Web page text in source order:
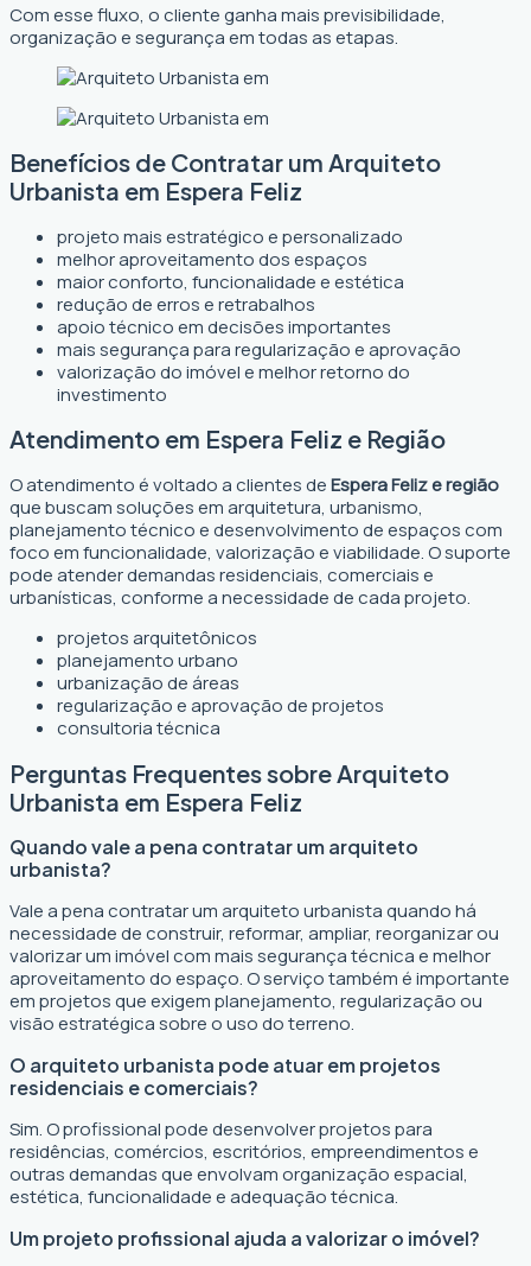
Com esse fluxo, o cliente ganha mais previsibilidade,
organização e segurança em todas as etapas.
Benefícios de Contratar um Arquiteto
Urbanista em Espera Feliz
projeto mais estratégico e personalizado
melhor aproveitamento dos espaços
maior conforto, funcionalidade e estética
redução de erros e retrabalhos
apoio técnico em decisões importantes
mais segurança para regularização e aprovação
valorização do imóvel e melhor retorno do
investimento
Atendimento em Espera Feliz e Região
O atendimento é voltado a clientes deEspera Feliz e região
que buscam soluções em arquitetura, urbanismo,
planejamento técnico e desenvolvimento de espaços com
foco em funcionalidade, valorização e viabilidade. O suporte
pode atender demandas residenciais, comerciais e
urbanísticas, conforme a necessidade de cada projeto.
projetos arquitetônicos
planejamento urbano
urbanização de áreas
regularização e aprovação de projetos
consultoria técnica
Perguntas Frequentes sobre Arquiteto
Urbanista em Espera Feliz
Quando vale a pena contratar um arquiteto
urbanista?
Vale a pena contratar um arquiteto urbanista quando há
necessidade de construir, reformar, ampliar, reorganizar ou
valorizar um imóvel com mais segurança técnica e melhor
aproveitamento do espaço. O serviço também é importante
em projetos que exigem planejamento, regularização ou
visão estratégica sobre o uso do terreno.
O arquiteto urbanista pode atuar em projetos
residenciais e comerciais?
Sim. O profissional pode desenvolver projetos para
residências, comércios, escritórios, empreendimentos e
outras demandas que envolvam organização espacial,
estética, funcionalidade e adequação técnica.
Um projeto profissional ajuda a valorizar o imóvel?